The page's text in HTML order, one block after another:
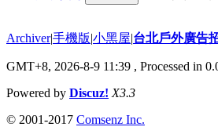
Archiver|手機版|小黑屋|台北戶外廣告
GMT+8, 2026-8-9 11:39 , Processed in
Powered by Discuz! X3.3
© 2001-2017 Comsenz Inc.